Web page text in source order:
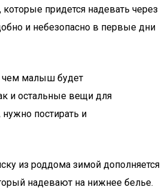
придется надевать через
и небезопасно в первые дни
малыш будет
и остальные вещи для
постирать и
из роддома зимой дополняется
надевают на нижнее белье.